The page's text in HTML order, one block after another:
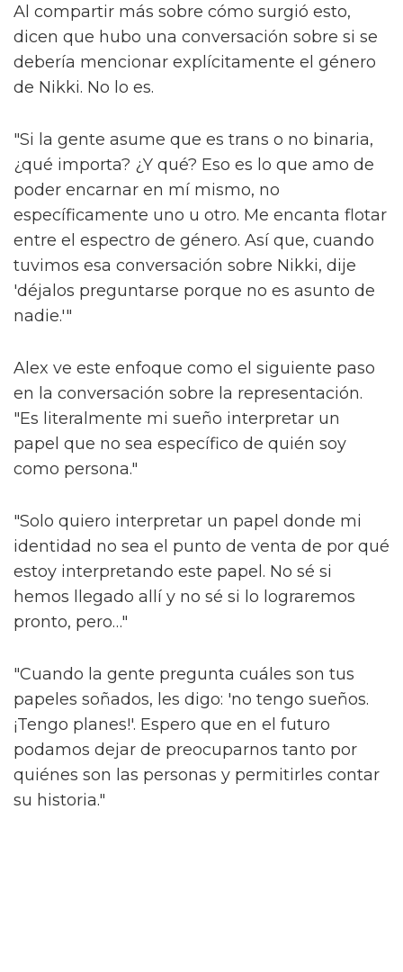
Al compartir más sobre cómo surgió esto,
dicen que hubo una conversación sobre si se
debería mencionar explícitamente el género
de Nikki. No lo es.
"Si la gente asume que es trans o no binaria,
¿qué importa? ¿Y qué? Eso es lo que amo de
poder encarnar en mí mismo, no
específicamente uno u otro. Me encanta flotar
entre el espectro de género. Así que, cuando
tuvimos esa conversación sobre Nikki, dije
'déjalos preguntarse porque no es asunto de
nadie.'"
Alex ve este enfoque como el siguiente paso
en la conversación sobre la representación.
"Es literalmente mi sueño interpretar un
papel que no sea específico de quién soy
como persona."
"Solo quiero interpretar un papel donde mi
identidad no sea el punto de venta de por qué
estoy interpretando este papel. No sé si
hemos llegado allí y no sé si lo lograremos
pronto, pero…"
"Cuando la gente pregunta cuáles son tus
papeles soñados, les digo: 'no tengo sueños.
¡Tengo planes!'. Espero que en el futuro
podamos dejar de preocuparnos tanto por
quiénes son las personas y permitirles contar
su historia."